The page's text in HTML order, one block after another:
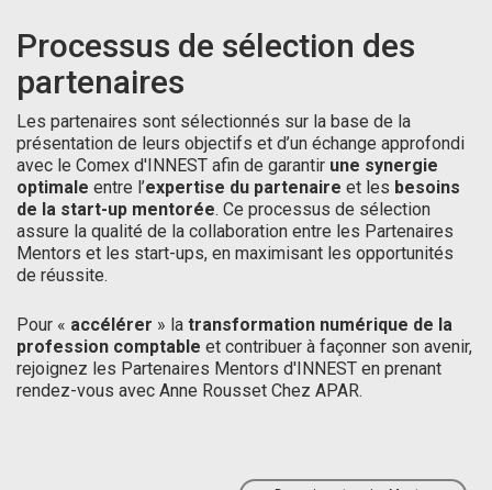
Processus de sélection des
partenaires
Les partenaires sont sélectionnés sur la base de la
présentation de leurs objectifs et d’un échange approfondi
avec le Comex d'INNEST afin de garantir une synergie
optimale entre l’expertise du partenaire et les besoins
de la start-up mentorée. Ce processus de sélection
assure la qualité de la collaboration entre les Partenaires
Mentors et les start-ups, en maximisant les opportunités
de réussite.
Pour « accélérer » la transformation numérique de la
profession comptable et contribuer à façonner son avenir,
rejoignez les Partenaires Mentors d'INNEST en prenant
rendez-vous avec Anne Rousset Chez APAR.